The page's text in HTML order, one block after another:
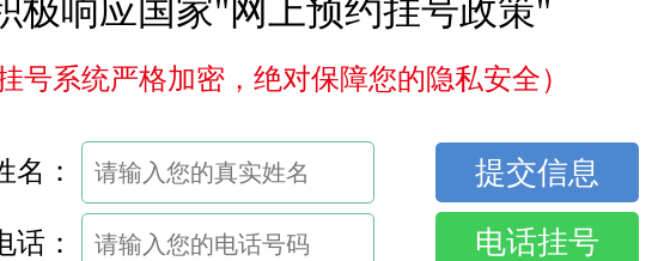
极响应国家"网上预约挂号政策"
号系统严格加密，绝对保障您的隐私安全）
名：
话： 电话挂号